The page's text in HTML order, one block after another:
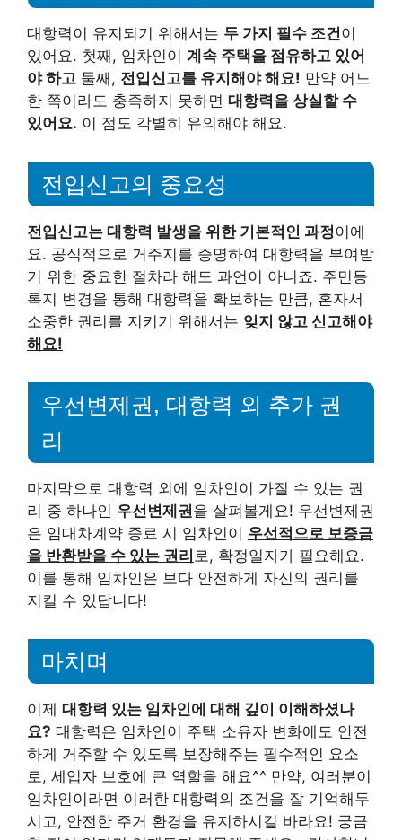
대항력이 유지되기 위해서는 두 가지 필수 조건이
있어요. 첫째, 임차인이 계속 주택을 점유하고 있어
야 하고 둘째, 전입신고를 유지해야 해요! 만약 어느
한 쪽이라도 충족하지 못하면 대항력을 상실할 수
있어요. 이 점도 각별히 유의해야 해요.
전입신고의 중요성
전입신고는 대항력 발생을 위한 기본적인 과정이에
요. 공식적으로 거주지를 증명하여 대항력을 부여받
기 위한 중요한 절차라 해도 과언이 아니죠. 주민등
록지 변경을 통해 대항력을 확보하는 만큼, 혼자서
소중한 권리를 지키기 위해서는 잊지 않고 신고해야
해요!
우선변제권, 대항력 외 추가 권
리
마지막으로 대항력 외에 임차인이 가질 수 있는 권
리 중 하나인 우선변제권을 살펴볼게요! 우선변제권
은 임대차계약 종료 시 임차인이 우선적으로 보증금
을 반환받을 수 있는 권리 로, 확정일자가 필요해요.
이를 통해 임차인은 보다 안전하게 자신의 권리를
지킬 수 있답니다!
마치며
이제 대항력 있는 임차인에 대해 깊이 이해하셨나
요? 대항력은 임차인이 주택 소유자 변화에도 안전
하게 거주할 수 있도록 보장해주는 필수적인 요소
로, 세입자 보호에 큰 역할을 해요^^ 만약, 여러분이
임차인이라면 이러한 대항력의 조건을 잘 기억해두
시고, 안전한 주거 환경을 유지하시길 바라요! 궁금